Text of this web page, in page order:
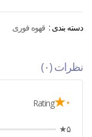
دسته بندی : قهوه فوری
نظرات (۰)
۰★ Rating
۵★